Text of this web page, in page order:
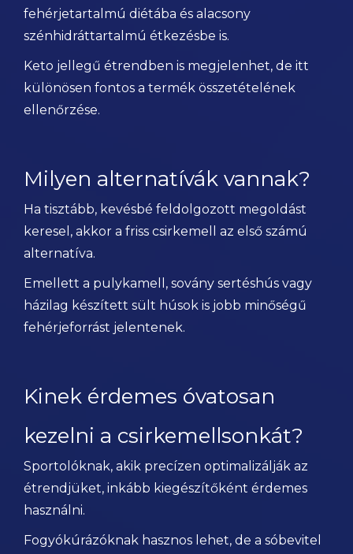
fehérjetartalmú diétába és alacsony
szénhidráttartalmú étkezésbe is.
Keto jellegű étrendben is megjelenhet, de itt
különösen fontos a termék összetételének
ellenőrzése.
Milyen alternatívák vannak?
Ha tisztább, kevésbé feldolgozott megoldást
keresel, akkor a friss csirkemell az első számú
alternatíva.
Emellett a pulykamell, sovány sertéshús vagy
házilag készített sült húsok is jobb minőségű
fehérjeforrást jelentenek.
Kinek érdemes óvatosan
kezelni a csirkemellsonkát?
Sportolóknak, akik precízen optimalizálják az
étrendjüket, inkább kiegészítőként érdemes
használni.
Fogyókúrázóknak hasznos lehet, de a sóbevitel